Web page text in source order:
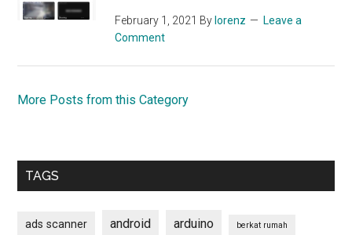
February 1, 2021 By lorenz
Leave a
Comment
More Posts from this Category
TAGS
ads scanner android arduino berkat rumah